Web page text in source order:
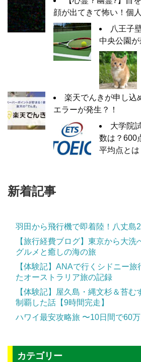
顔が出てきて怖い！個
八王子
中央公園が
楽天でんきが申し込
エラーが発生？！
大学院
数は？600
平均点とは
新着記事
羽田から飛行機で即着陸！八丈島
【旅行経費ブログ】東京から大洗
グルメと癒しの海の旅
【体験記】ANAで行くシドニー
たオーストラリア旅の記録
【体験記】屋久島・縄文杉＆苔
制覇した話【9時間完走】
ハワイ最安攻略旅 〜10日間で60
カテゴリー